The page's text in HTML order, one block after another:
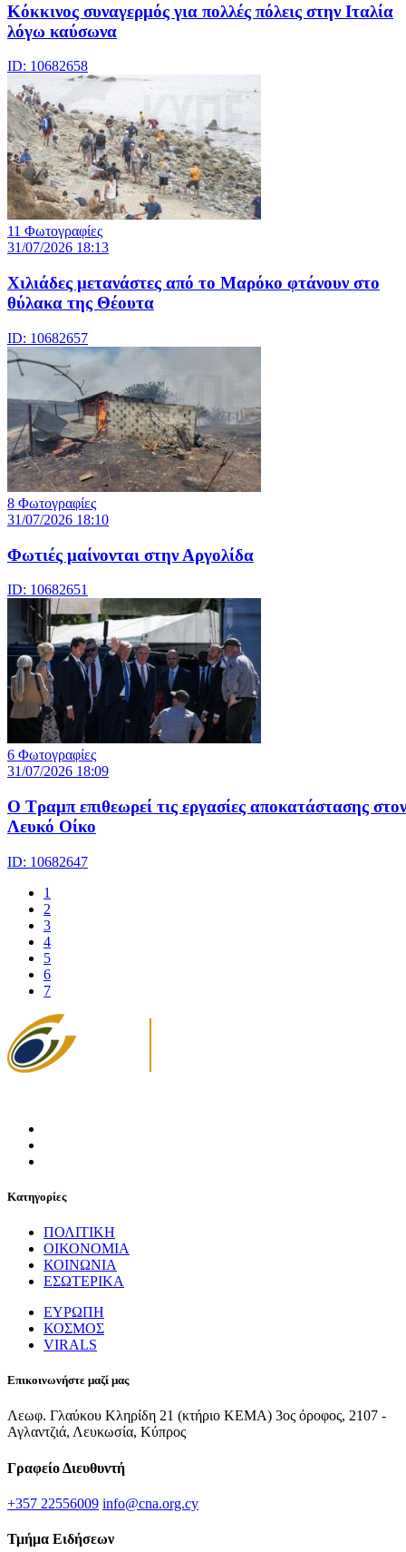
Κόκκινος συναγερμός για πολλές πόλεις στην Ιταλία
λόγω καύσωνα
ID: 10682658
11 Φωτογραφίες
31/07/2026 18:13
Χιλιάδες μετανάστες από το Μαρόκο φτάνουν στο
θύλακα της Θέουτα
ID: 10682657
8 Φωτογραφίες
31/07/2026 18:10
Φωτιές μαίνονται στην Αργολίδα
ID: 10682651
6 Φωτογραφίες
31/07/2026 18:09
Ο Τραμπ επιθεωρεί τις εργασίες αποκατάστασης στον
Λευκό Οίκο
ID: 10682647
1
2
3
4
5
6
7
Κατηγορίες
ΠΟΛΙΤΙΚΗ
ΟΙΚΟΝΟΜΙΑ
ΚΟΙΝΩΝΙΑ
ΕΣΩΤΕΡΙΚΑ
ΕΥΡΩΠΗ
ΚΟΣΜΟΣ
VIRALS
Επικοινωνήστε μαζί μας
Λεωφ. Γλαύκου Κληρίδη 21 (κτήριο ΚΕΜΑ) 3ος όροφος, 2107 -
Αγλαντζιά, Λευκωσία, Κύπρος
Γραφείο Διευθυντή
+357 22556009 info@cna.org.cy
Τμήμα Ειδήσεων